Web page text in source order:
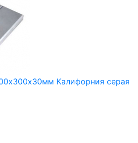
Калифорния серая